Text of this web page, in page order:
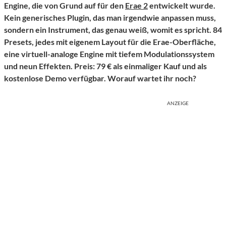
Engine, die von Grund auf für den Erae 2entwickelt wurde.
Kein generisches Plugin, das man irgendwie anpassen muss,
sondern ein Instrument, das genau weiß, womit es spricht. 84
Presets, jedes mit eigenem Layout für die Erae-Oberfläche,
eine virtuell-analoge Engine mit tiefem Modulationssystem
und neun Effekten. Preis: 79 € als einmaliger Kauf und als
kostenlose Demo verfügbar. Worauf wartet ihr noch?
ANZEIGE